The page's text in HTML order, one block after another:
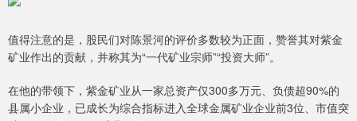
值得注意的是，股民们对陈景河的评价多数较为正面，赞誉其对紫金
矿业作出的贡献，并称其为“一代矿业宗师”“投资大师”。
在他的带领下，紫金矿业从一家总资产仅300多万元、负债超90%的
县属小企业，已成长为综合指标进入全球金属矿业企业前3位、市值突